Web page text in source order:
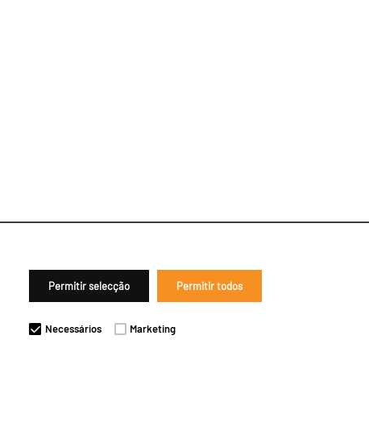
Permitir selecção Permitir todos
Necessários Marketing